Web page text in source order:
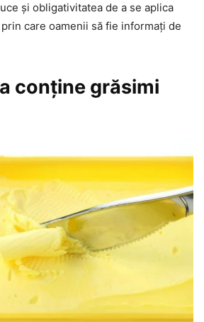
și obligativitatea de a se aplica
care oamenii să fie informați de
conține grăsimi